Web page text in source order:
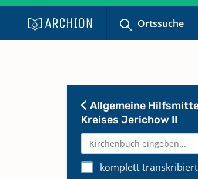
Ortssuche
Allgemeine
Kreises Jerichow II
komplett transkribiert
Schub - Schuz
Kartei)